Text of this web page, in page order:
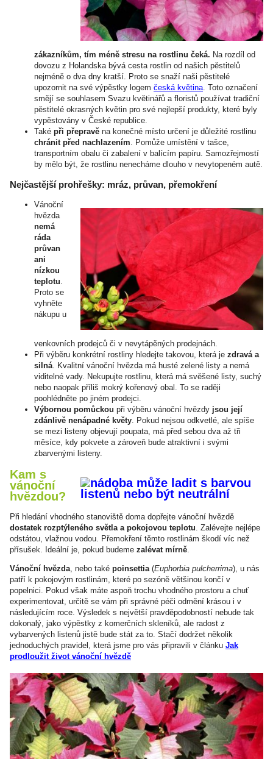
zákazníkům, tím méně stresu na rostlinu čeká. Na rozdíl od
dovozu z Holandska bývá cesta rostlin od našich pěstitelů
nejméně o dva dny kratší. Proto se snaží naši pěstitelé
upozornit na své výpěstky logem česká květina . Toto označení
smějí se souhlasem Svazu květinářů a floristů používat tradiční
pěstitelé okrasných květin pro své nejlepší produkty, které byly
vypěstovány v České republice.
Také při přepravě na konečné místo určení je důležité rostlinu
chránit před nachlazením . Pomůže umístění v tašce,
transportním obalu či zabalení v balícím papíru. Samozřejmostí
by mělo být, že rostlinu nenecháme dlouho v nevytopeném autě.
Nejčastější prohřešky: mráz, průvan, přemokření
Vánoční
hvězda
nemá
ráda
průvan
ani
nízkou
teplotu
Proto se
vyhněte
nákupu u
venkovních prodejců či v nevytápěných prodejnách.
Při výběru konkrétní rostliny hledejte takovou, která je zdravá a
silná . Kvalitní vánoční hvězda má husté zelené listy a nemá
viditelné vady. Nekupujte rostlinu, která má svěšené listy, suchý
nebo naopak příliš mokrý kořenový obal. To se raději
poohlédněte po jiném prodejci.
Výbornou pomůckou při výběru vánoční hvězdy jsou její
zdánlivě nenápadné květy . Pokud nejsou odkvetlé, ale spíše
se mezi listeny objevují poupata, má před sebou dva až tři
měsíce, kdy pokvete a zároveň bude atraktivní i svými
zbarvenými listeny.
Kam s
vánoční
hvězdou?
Při hledání vhodného stanoviště doma dopřejte vánoční hvězdě
dostatek rozptýleného světla a pokojovou teplotu. Zalévejte nejlépe
odstátou, vlažnou vodou. Přemokření těmto rostlinám škodí víc než
přísušek. Ideální je, pokud budeme zalévat mírně.
Vánoční hvězda, nebo také poinsettia(Euphorbia pulcherrima), u nás
patří k pokojovým rostlinám, které po sezóně většinou končí v
popelnici. Pokud však máte aspoň trochu vhodného prostoru a chuť
experimentovat, určitě se vám při správné péči odmění krásou i v
následujícím roce. Výsledek s největší pravděpodobností nebude tak
dokonalý, jako výpěstky z komerčních skleníků, ale radost z
vybarvených listenů jistě bude stát za to. Stačí dodržet několik
jednoduchých pravidel, která jsme pro vás připravili v článku Jak
prodloužit život vánoční hvězdě